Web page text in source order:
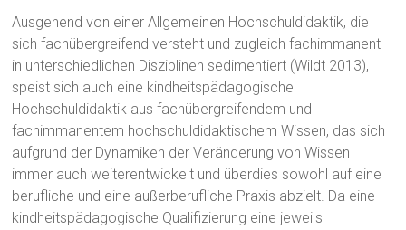
Ausgehend von einer Allgemeinen Hochschuldidaktik, die
sich fachübergreifend versteht und zugleich fachimmanent
in unterschiedlichen Disziplinen sedimentiert (Wildt 2013),
speist sich auch eine kindheitspädagogische
Hochschuldidaktik aus fachübergreifendem und
fachimmanentem hochschuldidaktischem Wissen, das sich
aufgrund der Dynamiken der Veränderung von Wissen
immer auch weiterentwickelt und überdies sowohl auf eine
berufliche und eine außerberufliche Praxis abzielt. Da eine
kindheitspädagogische Qualifizierung eine jeweils